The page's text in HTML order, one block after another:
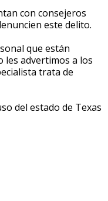
con consejeros
este delito.
que están
les advertimos a los
trata de
del estado de Texas